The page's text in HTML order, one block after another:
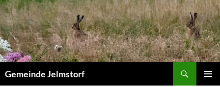
Zum
Inhalt
springen
Gemeinde Jelmstorf